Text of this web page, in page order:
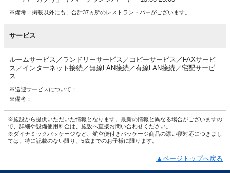
※備考：掲載以外にも、合計37ヵ所のレストラン・バーがございます。
サービス
ルームサービス／ランドリーサービス／コピーサービス／FAXサービ
ス／インターネット接続／無線LAN接続／有線LAN接続／宅配サービ
ス
※送迎サービスについて：
※備考：
※施設から提供いただいた情報となります。最新の情報と異なる場合がございますの
で、詳細や設備使用料金は、施設へ直接お問い合わせください。
※ダイナミックパッケージなど、航空便付きパッケージ商品の添い寝対応につきまし
ては、特に記載のない限り、5歳までのお子様に限ります。
▲ページトップへ戻る